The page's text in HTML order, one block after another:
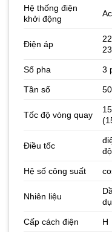
Hệ thống điện
khởi động
Điện áp
Số pha 3
Tần số
Tốc độ vòng quay
Điều tốc
Hệ số công suất
Nhiên liệu
Cấp cách điện H